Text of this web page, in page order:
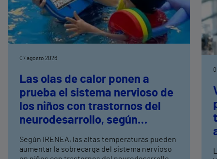
07 agosto 2026
Las olas de calor ponen a
prueba el sistema nervioso de
los niños con trastornos del
neurodesarrollo, según
neurorrehabilitación
Según IRENEA, las altas temperaturas pueden
aumentar la sobrecarga del sistema nervioso